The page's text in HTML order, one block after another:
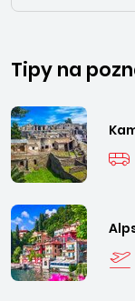
Tipy na